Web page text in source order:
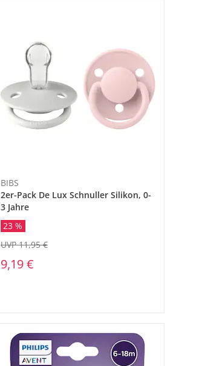
BIBS
2er-Pack De Lux Schnuller Silikon, 0-
3 Jahre
23 %
9,19 €
UVP 11,95 €